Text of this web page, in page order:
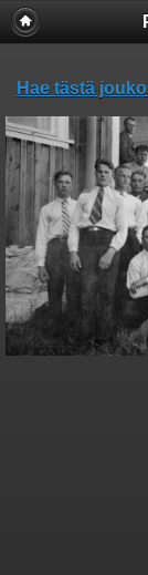
Hae tästä